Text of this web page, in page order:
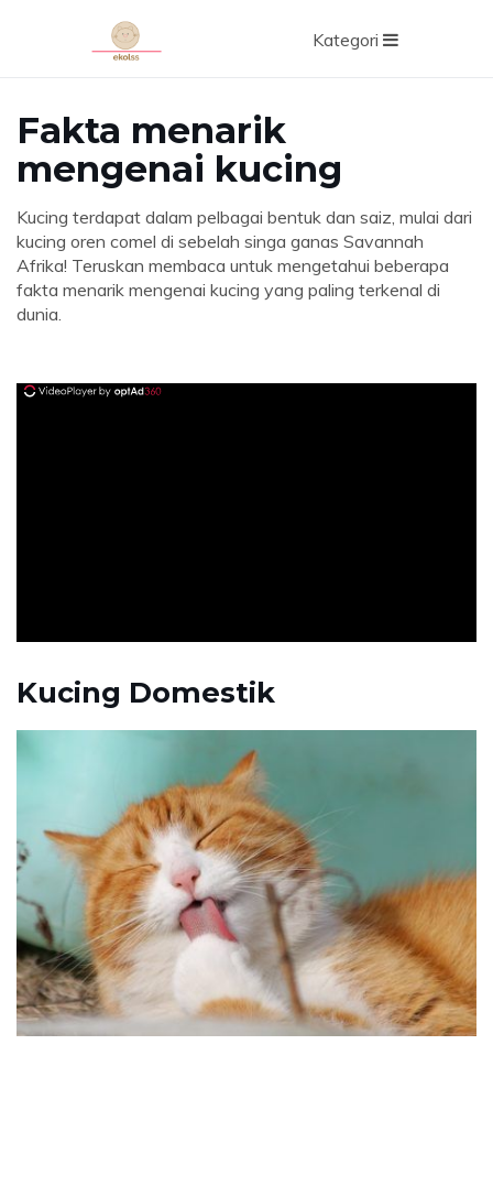
Kategori
Fakta menarik
mengenai kucing
Kucing terdapat dalam pelbagai bentuk dan saiz, mulai dari
kucing oren comel di sebelah singa ganas Savannah
Afrika! Teruskan membaca untuk mengetahui beberapa
fakta menarik mengenai kucing yang paling terkenal di
dunia.
Kucing Domestik